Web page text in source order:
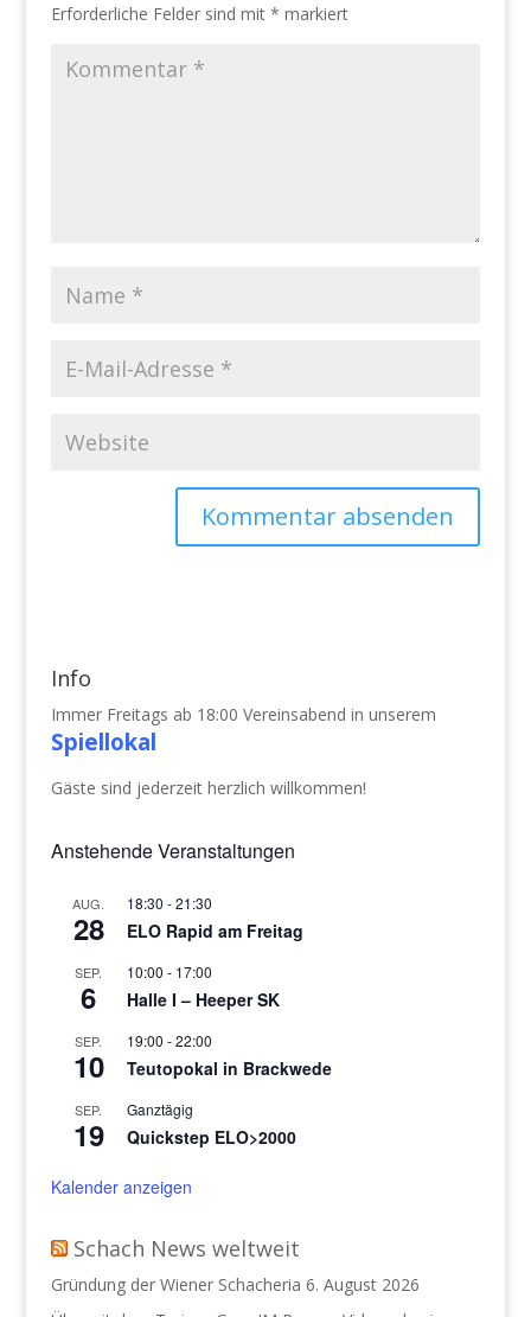
Erforderliche Felder sind mit * markiert
Info
Immer Freitags ab 18:00 Vereinsabend in unserem
Spiellokal
Gäste sind jederzeit herzlich willkommen!
Anstehende Veranstaltungen
AUG.
28
18:30 -21:30
ELO Rapid am Freitag
SEP.
6
10:00 - 17:00
Halle I – Heeper SK
SEP.
10
19:00 -22:00
Teutopokal in Brackwede
SEP.
19
Ganztägig
Quickstep ELO>2000
Kalender anzeigen
Schach News weltweit
Gründung der Wiener Schacheria 6. August 2026